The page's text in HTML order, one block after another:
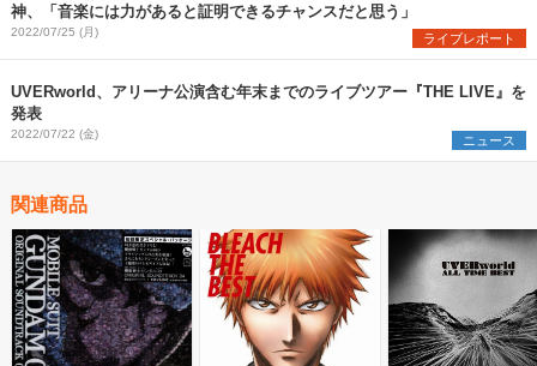
神、「音楽には力があると証明できるチャンスだと思う」
2022/07/25 (月) ライブレポート
UVERworld、アリーナ公演含む年末までのライブツアー『THE LIVE』を
発表
2022/07/22 (金) ニュース
関連商品